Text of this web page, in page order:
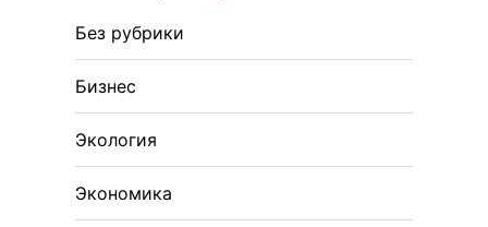
Без рубрики
Бизнес
Экология
Экономика